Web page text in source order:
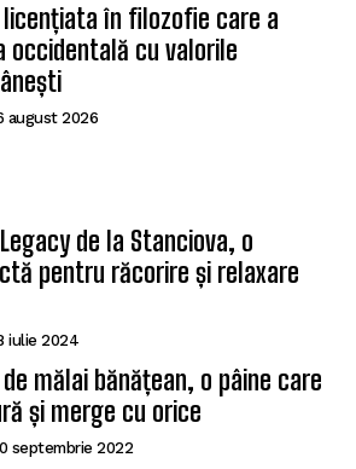
în filozofie care a
occidentală cu valorile
august 2026
de la Stanciova, o
pentru răcorire și relaxare
iulie 2024
mălai bănățean, o pâine care
și merge cu orice
septembrie 2022